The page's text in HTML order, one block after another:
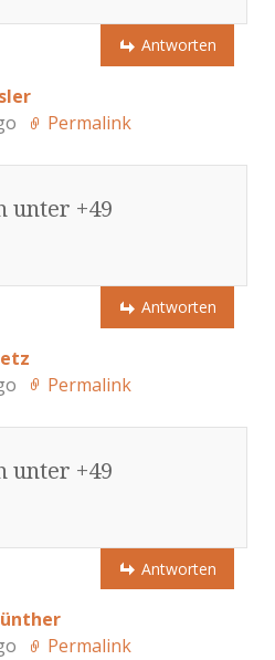
Antworten
Permalink
unter +49
Antworten
Permalink
unter +49
Antworten
Permalink